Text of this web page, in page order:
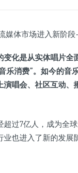
化是从实体唱片全
乐消费”。如今的音
唱会、社区互动、
过7亿人，成为全
也进入了新的发展